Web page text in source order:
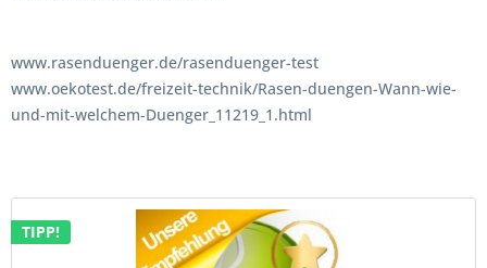
www.rasenduenger.de/rasenduenger-test
www.oekotest.de/freizeit-technik/Rasen-duengen-Wann-wie-
und-mit-welchem-Duenger_11219_1.html
TIPP!